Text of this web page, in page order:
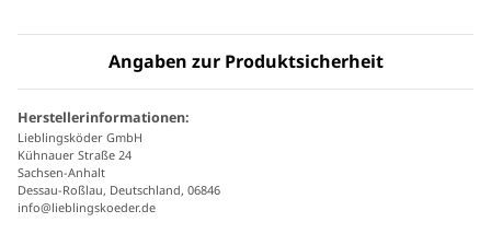
Angaben zur Produktsicherheit
Herstellerinformationen:
Lieblingsköder GmbH
Kühnauer Straße 24
Sachsen-Anhalt
Dessau-Roßlau, Deutschland, 06846
info@lieblingskoeder.de